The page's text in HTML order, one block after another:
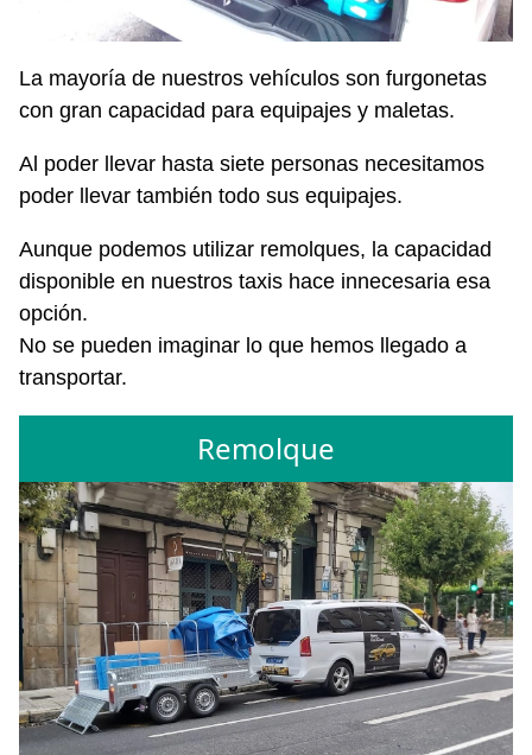
La mayoría de nuestros vehículos son furgonetas
con gran capacidad para equipajes y maletas.
Al poder llevar hasta siete personas necesitamos
poder llevar también todo sus equipajes.
Aunque podemos utilizar remolques, la capacidad
disponible en nuestros taxis hace innecesaria esa
opción.
No se pueden imaginar lo que hemos llegado a
transportar.
Remolque